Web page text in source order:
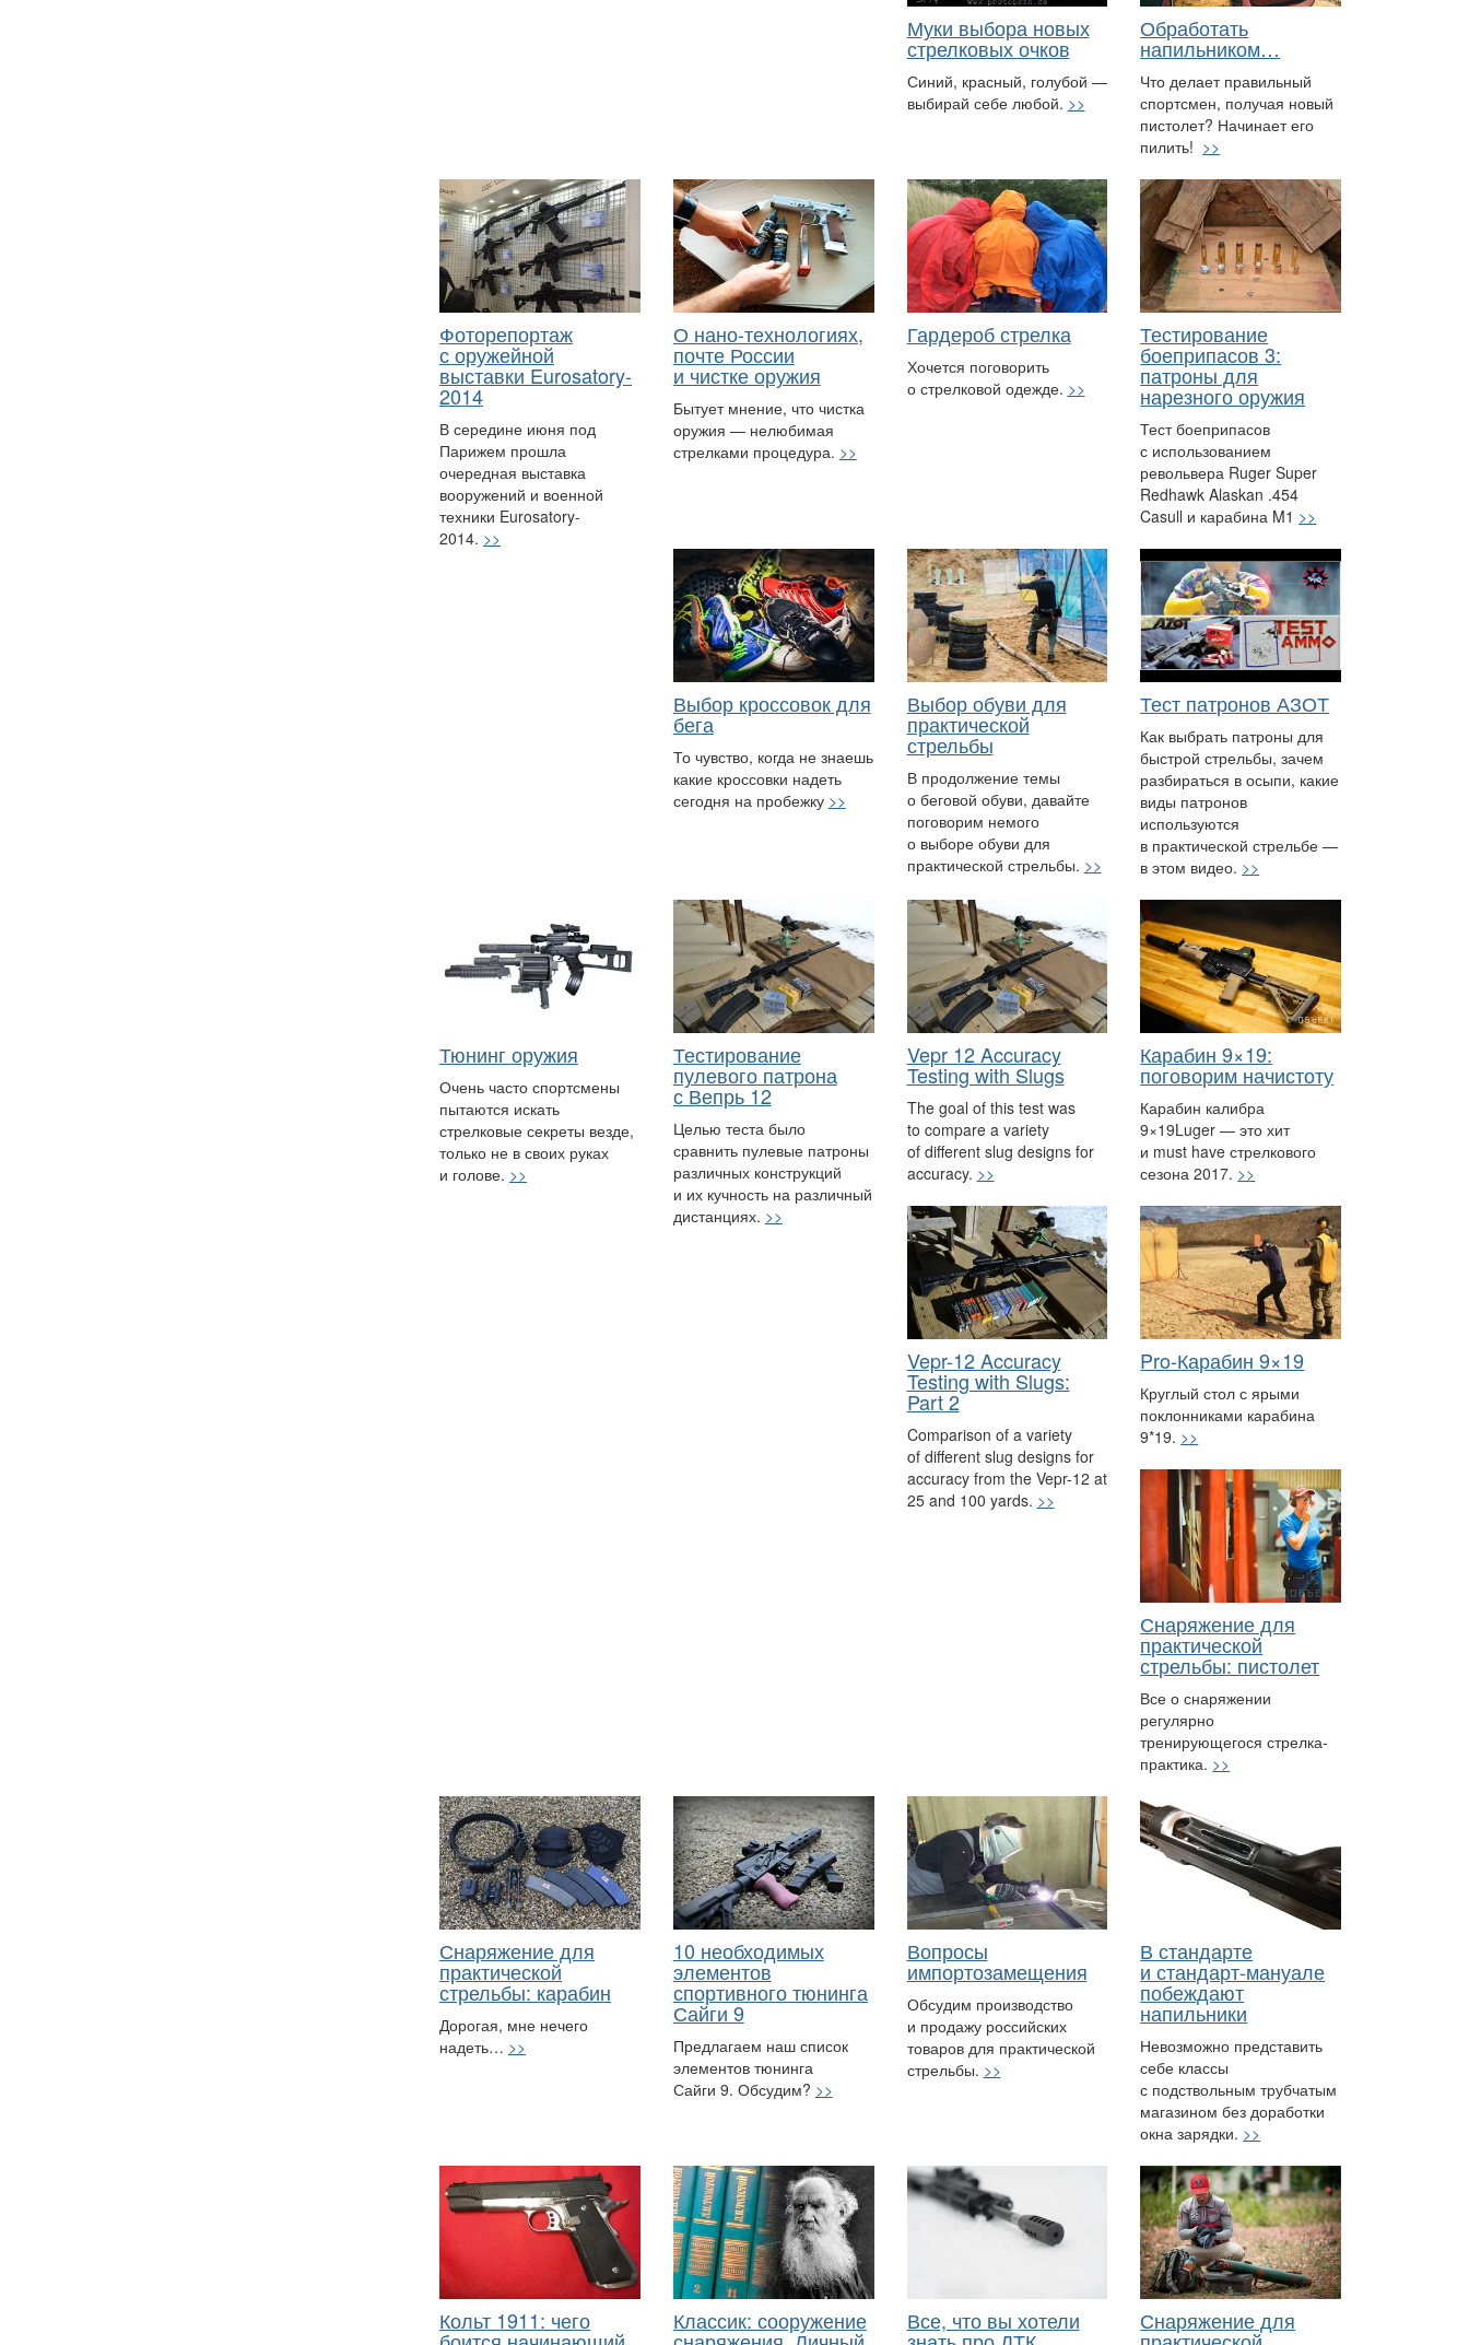
Муки выбора новых
стрелковых очков
Синий, красный, голубой —
выбирай себе любой. >>
Обработать
напильником…
Что делает правильный
спортсмен, получая новый
пистолет? Начинает его
пилить! >>
Фоторепортаж
с оружейной
выставки Eurosatory-
2014
В середине июня под
Парижем прошла
очередная выставка
вооружений и военной
техники Eurosatory-
2014. >>
О нано-технологиях,
почте России
и чистке оружия
Бытует мнение, что чистка
оружия — нелюбимая
стрелками процедура. >>
Гардероб стрелка
Хочется поговорить
о стрелковой одежде. >>
Тестирование
боеприпасов 3:
патроны для
нарезного оружия
Тест боеприпасов
с использованием
револьвера Ruger Super
Redhawk Alaskan .454
Casull и карабина M1 >>
Выбор кроссовок для
бега
То чувство, когда не знаешь
какие кроссовки надеть
сегодня на пробежку >>
Выбор обуви для
практической
стрельбы
В продолжение темы
о беговой обуви, давайте
поговорим немого
о выборе обуви для
практической стрельбы. >>
Тест патронов АЗОТ
Как выбрать патроны для
быстрой стрельбы, зачем
разбираться в осыпи, какие
виды патронов
используются
в практической стрельбе —
в этом видео. >>
Тюнинг оружия
Очень часто спортсмены
пытаются искать
стрелковые секреты везде,
только не в своих руках
и голове. >>
Тестирование
пулевого патрона
с Вепрь 12
Целью теста было
сравнить пулевые патроны
различных конструкций
и их кучность на различный
дистанциях. >>
Vepr 12 Accuracy
Testing with Slugs
The goal of this test was
to compare a variety
of different slug designs for
accuracy. >>
Карабин 9×19:
поговорим начистоту
Карабин калибра
9×19Luger — это хит
и must have стрелкового
сезона 2017. >>
Vepr-12 Accuracy
Testing with Slugs:
Part 2
Comparison of a variety
of different slug designs for
accuracy from the Vepr-12 at
25 and 100 yards. >>
Pro-Карабин 9×19
Круглый стол с ярыми
поклонниками карабина
9*19. >>
Снаряжение для
практической
стрельбы: пистолет
Все о снаряжении
регулярно
тренирующегося стрелка-
практика. >>
Снаряжение для
практической
стрельбы: карабин
Дорогая, мне нечего
надеть… >>
10 необходимых
элементов
спортивного тюнинга
Сайги 9
Предлагаем наш список
элементов тюнинга
Сайги 9. Обсудим? >>
Вопросы
импортозамещения
Обсудим производство
и продажу российских
товаров для практической
стрельбы. >>
В стандарте
и стандарт-мануале
побеждают
напильники
Невозможно представить
себе классы
с подствольным трубчатым
магазином без доработки
окна зарядки. >>
Кольт 1911: чего Классик: сооружение Все, что вы хотели Снаряжение для